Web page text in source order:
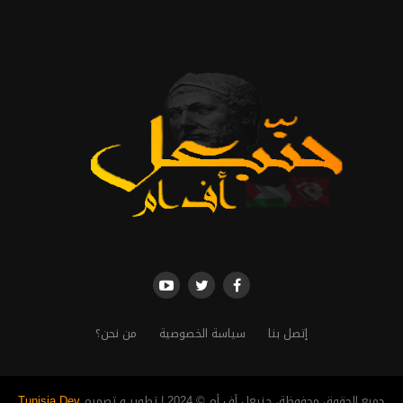
إتصل بنا سياسة الخصوصية من نحن؟